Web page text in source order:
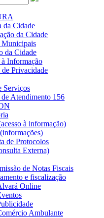
da Cidade
da Cidade
Municipais
da Cidade
à Informação
Privacidade
Serviços
Atendimento 156
à informação)
de Protocolos
Externa)
de Notas Fiscais
e fiscalização
Online
Ambulante